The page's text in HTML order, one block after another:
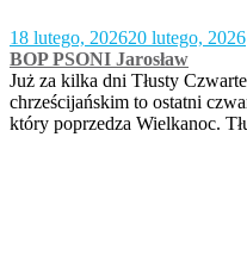
18 lutego, 202620 lutego, 2026
BOP PSONI Jarosław
Już za kilka dni Tłusty
chrześcijańskim to ostatni
który poprzedza Wielkanoc.